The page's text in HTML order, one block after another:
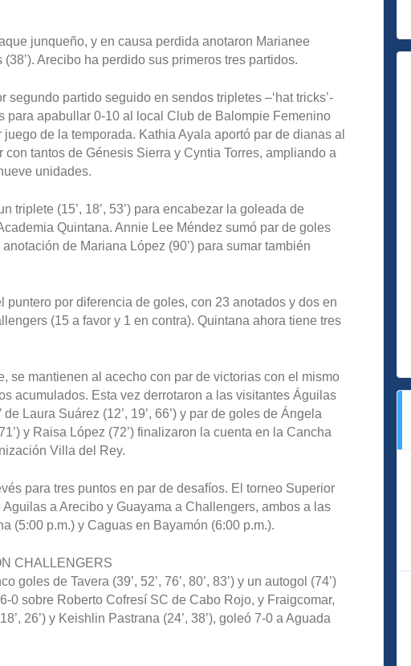
junqueño, y en causa perdida anotaron Marianee
Arecibo ha perdido sus primeros tres partidos.
segundo partido seguido en sendos tripletes –‘hat tricks’-
para apabullar 0-10 al local Club de Balompie Femenino
de la temporada. Kathia Ayala aportó par de dianas al
tantos de Génesis Sierra y Cyntia Torres, ampliando a
unidades.
triplete (15’, 18’, 53’) para encabezar la goleada de
Quintana. Annie Lee Méndez sumó par de goles
de Mariana López (90’) para sumar también
puntero por diferencia de goles, con 23 anotados y dos en
(15 a favor y 1 en contra). Quintana ahora tiene tres
se mantienen al acecho con par de victorias con el mismo
acumulados. Esta vez derrotaron a las visitantes Águilas
Laura Suárez (12’, 19’, 66’) y par de goles de Ángela
y Raisa López (72’) finalizaron la cuenta en la Cancha
Villa del Rey.
para tres puntos en par de desafíos. El torneo Superior
a Arecibo y Guayama a Challengers, ambos a las
(5:00 p.m.) y Caguas en Bayamón (6:00 p.m.).
CHALLENGERS
de Tavera (39’, 52’, 76’, 80’, 83’) y un autogol (74’)
0 sobre Roberto Cofresí SC de Cabo Rojo, y Fraigcomar,
26’) y Keishlin Pastrana (24’, 38’), goleó 7-0 a Aguada